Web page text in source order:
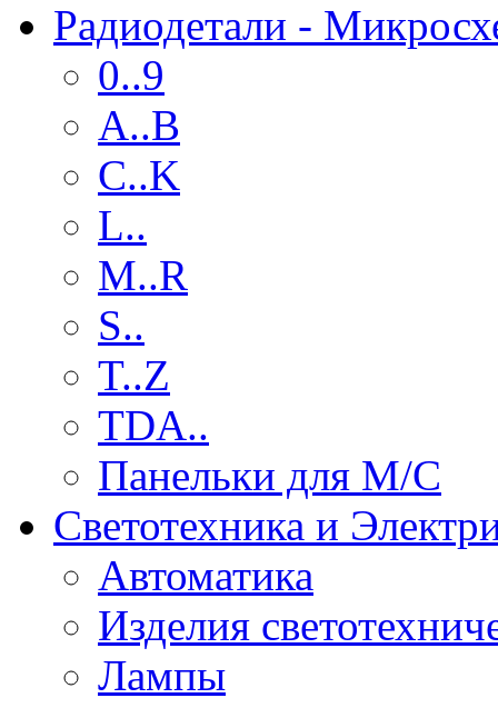
Радиодетали -
0..9
A..B
C..K
L..
M..R
S..
T..Z
TDA..
Панельки для М/С
Светотехника и
Автоматика
Изделия
Лампы